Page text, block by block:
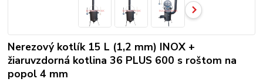
Nerezový kotlík 15 L (1,2 mm) INOX +
žiaruvzdorná kotlina 36 PLUS 600 s roštom na
popol 4 mm